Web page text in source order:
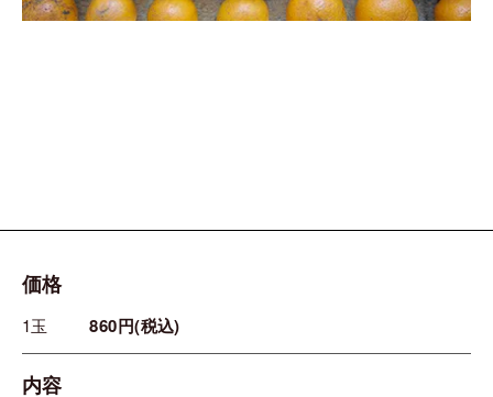
価格
1玉 860円(税込)
内容